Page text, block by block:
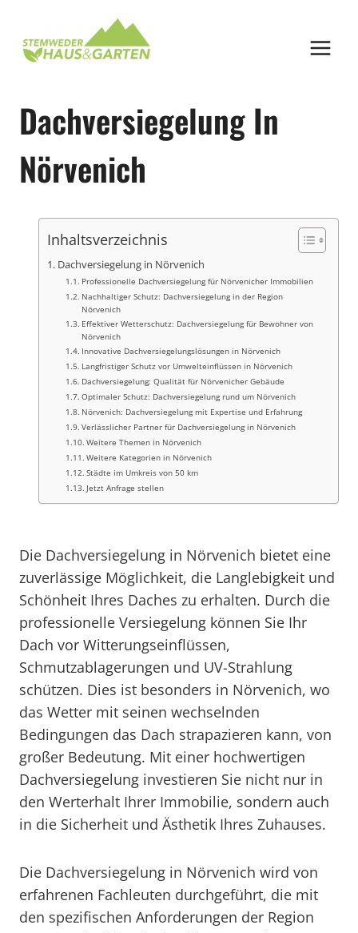
springen
Dachversiegelung In
Nörvenich
Inhaltsverzeichnis
Dachversiegelung in Nörvenich
Professionelle Dachversiegelung für Nörvenicher Immobilien
Nachhaltiger Schutz: Dachversiegelung in der Region
Nörvenich
Effektiver Wetterschutz: Dachversiegelung für Bewohner von
Nörvenich
Innovative Dachversiegelungslösungen in Nörvenich
Langfristiger Schutz vor Umwelteinflüssen in Nörvenich
Dachversiegelung: Qualität für Nörvenicher Gebäude
Optimaler Schutz: Dachversiegelung rund um Nörvenich
Nörvenich: Dachversiegelung mit Expertise und Erfahrung
Verlässlicher Partner für Dachversiegelung in Nörvenich
Weitere Themen in Nörvenich
Weitere Kategorien in Nörvenich
Städte im Umkreis von 50 km
Jetzt Anfrage stellen
Die Dachversiegelung in Nörvenich bietet eine
zuverlässige Möglichkeit, die Langlebigkeit und
Schönheit Ihres Daches zu erhalten. Durch die
professionelle Versiegelung können Sie Ihr
Dach vor Witterungseinflüssen,
Schmutzablagerungen und UV-Strahlung
schützen. Dies ist besonders in Nörvenich, wo
das Wetter mit seinen wechselnden
Bedingungen das Dach strapazieren kann, von
großer Bedeutung. Mit einer hochwertigen
Dachversiegelung investieren Sie nicht nur in
den Werterhalt Ihrer Immobilie, sondern auch
in die Sicherheit und Ästhetik Ihres Zuhauses.
Die Dachversiegelung in Nörvenich wird von
erfahrenen Fachleuten durchgeführt, die mit
den spezifischen Anforderungen der Region